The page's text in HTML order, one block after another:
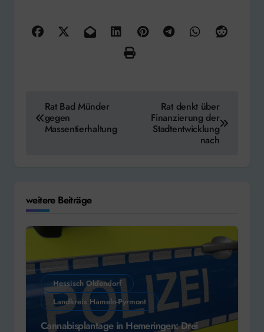
Beitragsnavigation
Rat Bad Münder
gegen
Massentierhaltung
Rat denkt über
Finanzierung der
Stadtentwicklung
nach
weitere Beiträge
Hessisch Oldendorf
Landkreis Hameln-Pyrmont
Cannabisplantage in Hemeringen: Drei